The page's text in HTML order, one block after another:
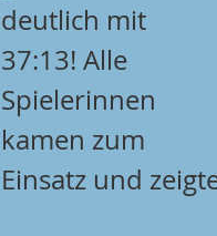
deutlich mit
37:13! Alle
Spielerinnen
kamen zum
Einsatz und